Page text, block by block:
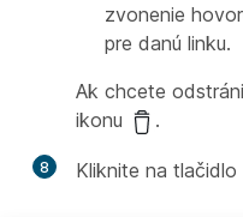
zvonenie
pre danú linku.
Ak chcete
ikonu
.
8 Kliknite na tlačidlo